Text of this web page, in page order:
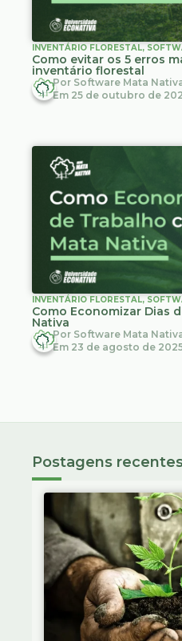
INVENTÁRIO FLORESTAL,
Como evitar os 5 erros
inventário florestal
PorSoftware Mata
Em 25 de outubro de
INVENTÁRIO FLORESTAL,
Como Economizar Dias
Nativa
PorSoftware Mata
Em 23 de agosto de
Postagens